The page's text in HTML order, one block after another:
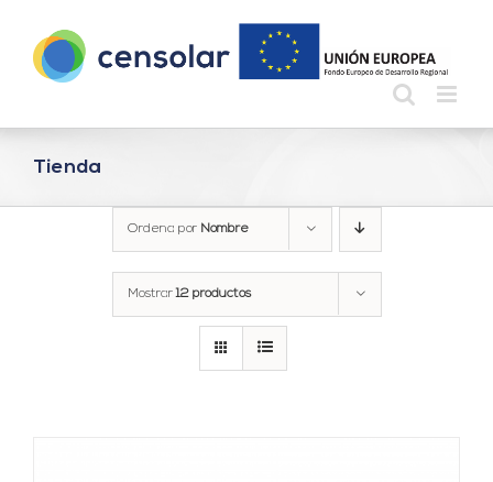
contenido
Tienda
Ordena por Nombre
Mostrar12 productos